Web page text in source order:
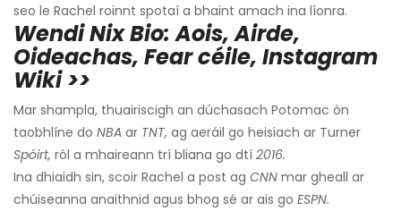
seo le Rachel roinnt spotaí a bhaint amach ina líonra.
Wendi Nix Bio: Aois, Airde,
Oideachas, Fear céile, Instagram
Wiki >>
Mar shampla, thuairiscigh an dúchasach Potomac ón
taobhlíne do NBA ar TNT, ag aeráil go heisiach ar Turner
Spóirt, ról a mhaireann trí bliana go dtí 2016.
Ina dhiaidh sin, scoir Rachel a post ag CNN mar gheall ar
chúiseanna anaithnid agus bhog sé ar ais go ESPN.